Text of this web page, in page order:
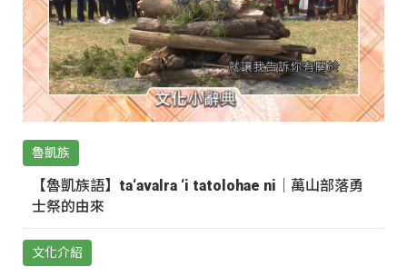
魯凱族
【魯凱族語】ta‘avalra ‘i tatolohae ni｜萬山部落勇
士祭的由來
文化介紹